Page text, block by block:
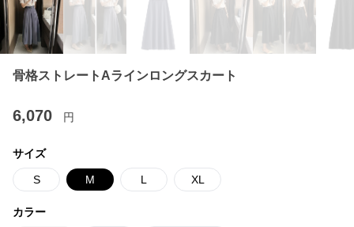
骨格ストレートAラインロングスカート
6,070 円
サイズ
S M L XL
カラー